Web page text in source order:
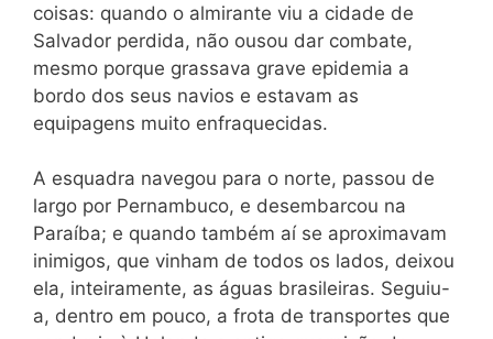
coisas: quando o almirante viu a cidade de
Salvador perdida, não ousou dar combate,
mesmo porque grassava grave epidemia a
bordo dos seus navios e estavam as
equipagens muito enfraquecidas.
A esquadra navegou para o norte, passou de
largo por Pernambuco, e desembarcou na
Paraíba; e quando também aí se aproximavam
inimigos, que vinham de todos os lados, deixou
ela, inteiramente, as águas brasileiras. Seguiu-
a, dentro em pouco, a frota de transportes que